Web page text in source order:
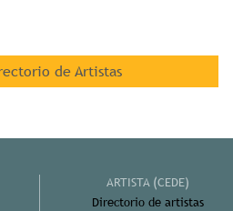
de Artistas
ARTISTA (CEDE)
Directorio de artistas